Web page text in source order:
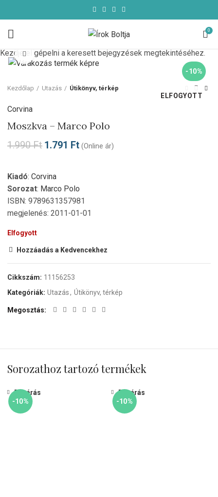
0
-10%
ELFOGYOTT
Click to enlarge
Kezdőlap Utazás Útikönyv, térkép
Corvina
Moszkva – Marco Polo
1.990Ft 1.791 Ft (Online ár)
Kiadó: Corvina
Sorozat: Marco Polo
ISBN: 9789631357981
megjelenés: 2011-01-01
Elfogyott
Hozzáadás a Kedvencekhez
Cikkszám: 11156253
Kategóriák: Utazás, Útikönyv, térkép
Megosztás
Sorozathoz tartozó termékek
-10%
Bezárás
-10%
Bezárás
Kezdje el gépelni a keresett bejegyzések megtekintéséhez.